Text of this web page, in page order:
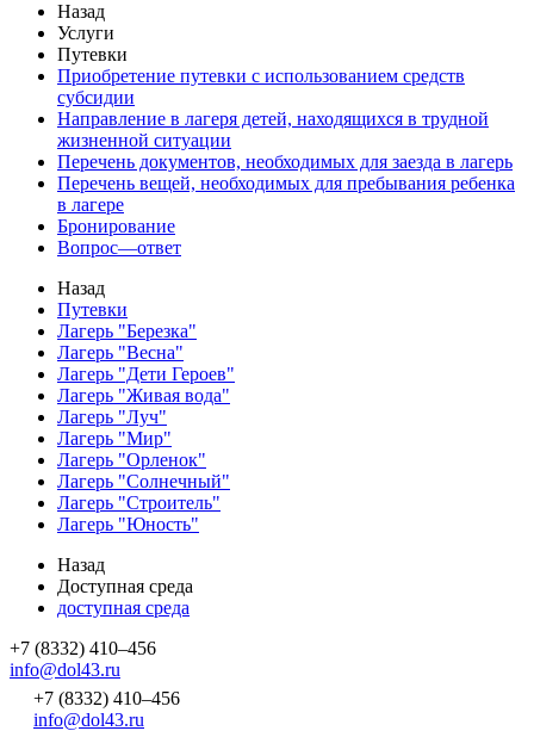
Назад
Услуги
Путевки
Приобретение путевки с использованием средств
субсидии
Направление в лагеря детей, находящихся в трудной
жизненной ситуации
Перечень документов, необходимых для заезда в лагерь
Перечень вещей, необходимых для пребывания ребенка
в лагере
Бронирование
Вопрос—ответ
Назад
Путевки
Лагерь "Березка"
Лагерь "Весна"
Лагерь "Дети Героев"
Лагерь "Живая вода"
Лагерь "Луч"
Лагерь "Мир"
Лагерь "Орленок"
Лагерь "Солнечный"
Лагерь "Строитель"
Лагерь "Юность"
Назад
Доступная среда
доступная среда
+7 (8332) 410–456
info@dol43.ru
+7 (8332) 410–456
info@dol43.ru